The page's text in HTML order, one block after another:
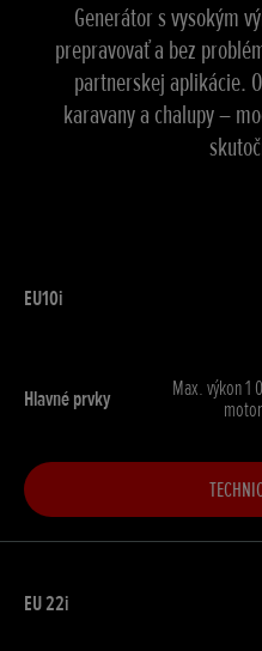
Generátor s vysokým
prepravovať a bez
partnerskej aplikácie.
karavany a chalupy –
Max. výkon 1